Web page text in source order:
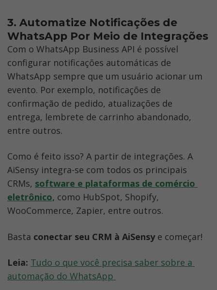
3. Automatize Notificações de
WhatsApp Por Meio de Integrações
Com o WhatsApp Business API é possível
configurar notificações automáticas de
WhatsApp sempre que um usuário acionar um
evento. Por exemplo, notificações de
confirmação de pedido, atualizações de
entrega, lembrete de carrinho abandonado,
entre outros.
Como é feito isso? A partir de integrações. A
AiSensy integra-se com todos os principais
CRMs, software e plataformas de comércio
eletrônico, como HubSpot, Shopify,
WooCommerce, Zapier, entre outros.
Basta conectar seu CRM à AiSensy e começar!
Leia: Tudo o que você precisa saber sobre a
automação do WhatsApp